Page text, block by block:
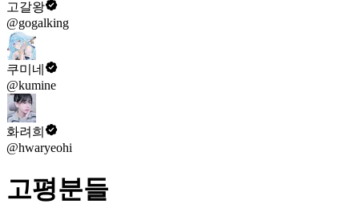
고갈왕
@gogalking
쿠미네
@kumine
화려희
@hwaryeohi
고평분들